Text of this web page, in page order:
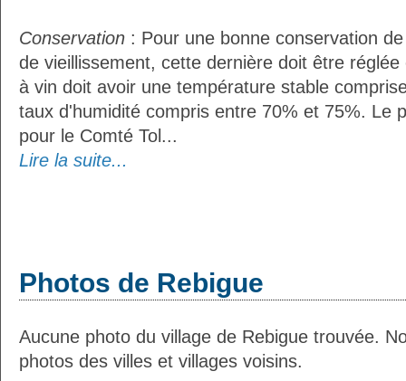
Conservation : Pour une bonne conservation
de vieillissement, cette dernière doit être réglée
à vin doit avoir une température stable
taux d'humidité compris entre 70% et 75%. Le
pour le Comté Tol...
Lire la suite...
Photos de Rebigue
Aucune photo du village de Rebigue trouvée.
photos des villes et villages voisins.